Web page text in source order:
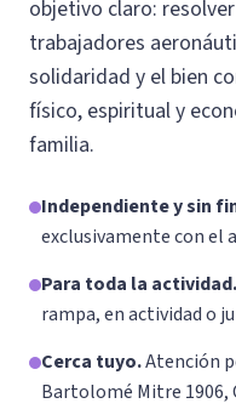
objetivo claro:
trabajadores
solidaridad y el bien
físico, espiritual y
familia.
Independiente y sin
exclusivamente con el
Para toda la actividad.
rampa, en actividad o
Cerca tuyo.Atención
Bartolomé Mitre 1906,